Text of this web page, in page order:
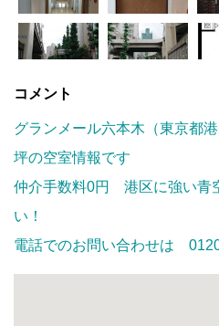
コメント
グランメール六本木（東京都
坪の空室情報です
仲介手数料0円 港区に強い青
い！
電話でのお問い合わせは